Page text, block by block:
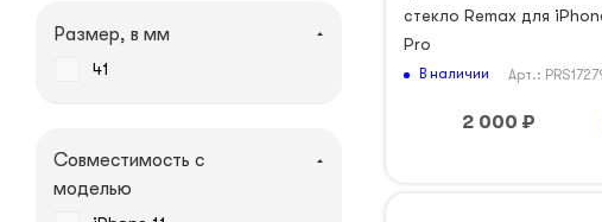
стекло Remax для
Pro
В наличии Арт.:
2 000 ₽
Размер, в мм
41
Совместимость с
моделью